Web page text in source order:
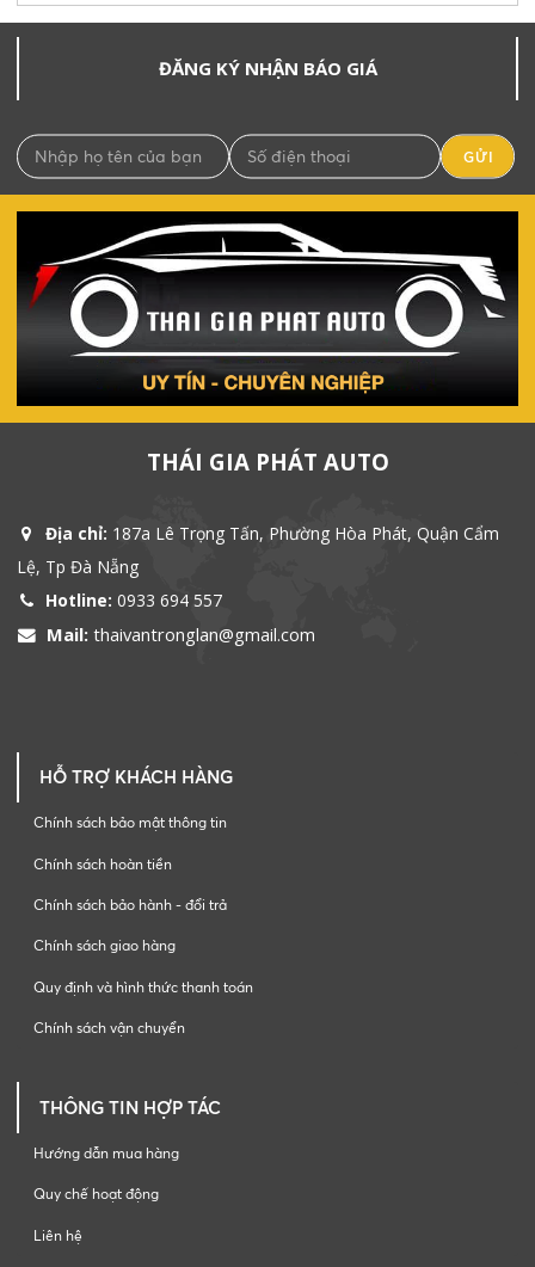
ĐĂNG KÝ NHẬN BÁO GIÁ
GỬI
THÁI GIA PHÁT AUTO
Địa chỉ: 187a Lê Trọng Tấn, Phường Hòa Phát, Quận Cẩm
Lệ, Tp Đà Nẵng
Hotline: 0933 694 557
Mail: thaivantronglan@gmail.com
HỖ TRỢ KHÁCH HÀNG
Chính sách bảo mật thông tin
Chính sách hoàn tiền
Chính sách bảo hành - đổi trả
Chính sách giao hàng
Quy định và hình thức thanh toán
Chính sách vận chuyển
THÔNG TIN HỢP TÁC
Hướng dẫn mua hàng
Quy chế hoạt động
Liên hệ